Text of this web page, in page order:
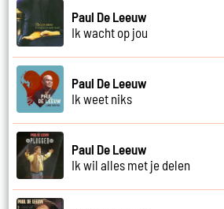
Paul De Leeuw
Ik wacht op jou
Paul De Leeuw
Ik weet niks
Paul De Leeuw
Ik wil alles met je delen